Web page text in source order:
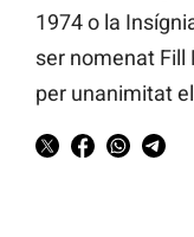
1974 o la
ser nomenat Fill
per unanimitat